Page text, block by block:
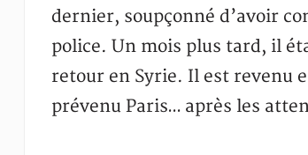
dernier, soupçonné d’avoir
police. Un mois plus tard, il
retour en Syrie. Il est revenu
prévenu Paris… après les